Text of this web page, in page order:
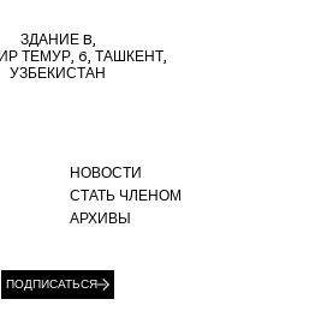
ЗДАНИЕ B,
ТЕМУР, 6, ТАШКЕНТ,
УЗБЕКИСТАН
НОВОСТИ
СТАТЬ ЧЛЕНОМ
АРХИВЫ
ПОДПИСАТЬСЯ